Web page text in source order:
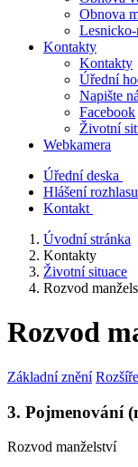
Obnova
Kontakty
Kontakty
Úřední
Napište
Facebook
Životní
Webkamera
Úřední deska
Hlášení rozhlasu
Kontakt
Úvodní stránka
Kontakty
Životní situace
Rozvod
Rozvod
Základní znění
3. Pojmenování
Rozvod manželství